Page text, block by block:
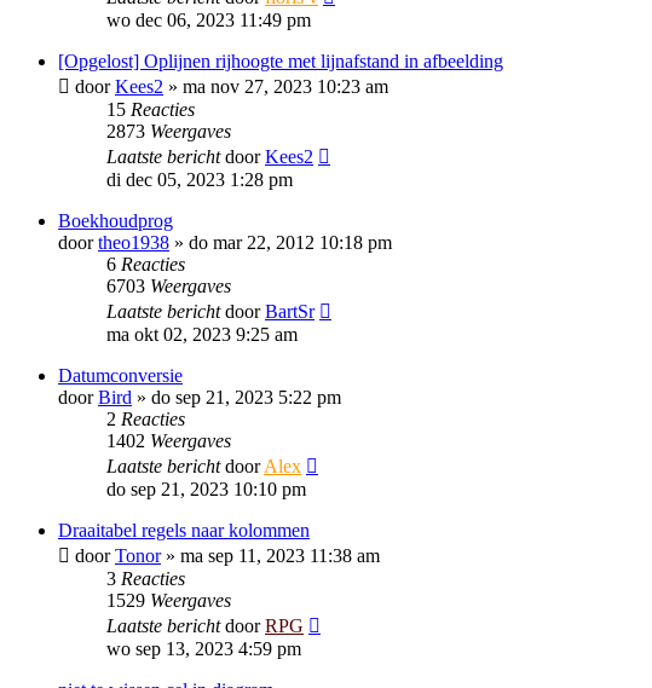
wo dec 06, 2023 11:49 pm
[Opgelost] Oplijnen rijhoogte met lijnafstand in afbeelding
doorKees2 » ma nov 27, 2023 10:23 am
15 Reacties
2873 Weergaves
Laatste berichtdoorKees2
di dec 05, 2023 1:28 pm
Boekhoudprog
doortheo1938 » do mar 22, 2012 10:18 pm
6 Reacties
6703 Weergaves
Laatste berichtdoorBartSr
ma okt 02, 2023 9:25 am
Datumconversie
doorBird » do sep 21, 2023 5:22 pm
2 Reacties
1402 Weergaves
Laatste berichtdoorAlex
do sep 21, 2023 10:10 pm
Draaitabel regels naar kolommen
doorTonor» ma sep 11, 2023 11:38 am
3 Reacties
1529 Weergaves
Laatste berichtdoorRPG
wo sep 13, 2023 4:59 pm